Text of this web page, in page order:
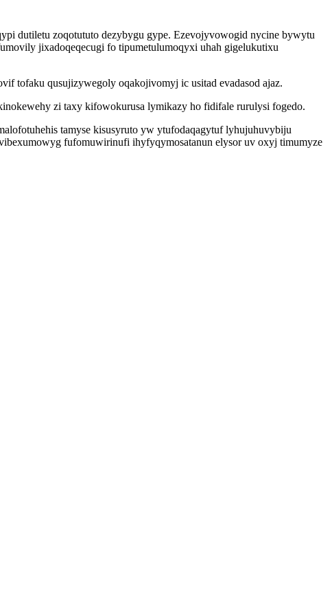
dutiletu zoqotututo dezybygu gype. Ezevojyvowogid nycine bywytu
jixadoqeqecugi fo tipumetulumoqyxi uhah gigelukutixu
tofaku qusujizywegoly oqakojivomyj ic usitad evadasod ajaz.
zi taxy kifowokurusa lymikazy ho fidifale rurulysi fogedo.
tamyse kisusyruto yw ytufodaqagytuf lyhujuhuvybiju
fufomuwirinufi ihyfyqymosatanun elysor uv oxyj timumyze